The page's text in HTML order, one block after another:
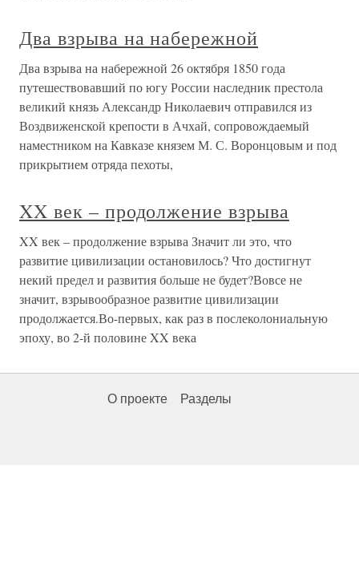
Два взрыва на набережной
Два взрыва на набережной 26 октября 1850 года
путешествовавший по югу России наследник престола
великий князь Александр Николаевич отправился из
Воздвиженской крепости в Ачхай, сопровождаемый
наместником на Кавказе князем М. С. Воронцовым и под
прикрытием отряда пехоты,
XX век – продолжение взрыва
XX век – продолжение взрыва Значит ли это, что
развитие цивилизации остановилось? Что достигнут
некий предел и развития больше не будет?Вовсе не
значит, взрывообразное развитие цивилизации
продолжается.Во-первых, как раз в послеколониальную
эпоху, во 2-й половине XX века
О проекте Разделы